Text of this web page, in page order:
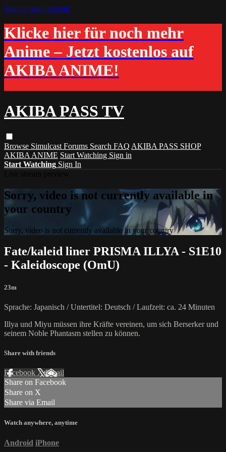
Skip to main content
Klicke hier für noch mehr
Anime – Jetzt kostenlos auf
AKIBA ANIME!
AKIBA PASS TV
Browse Simulcast Forums Search FAQ AKIBA PASS SHOP
AKIBA ANIME Start Watching Sign in
Start Watching Sign In
Sorry, video is not currently available in
your country
Sorry, video is not currently available in your country
Fate/kaleid liner PRISMA ILLYA - S1E10
- Kaleidoscope (OmU)
23m
Sprache: Japanisch / Untertitel: Deutsch / Laufzeit: ca. 24 Minuten
Illya und Miyu müssen ihre Kräfte vereinen, um sich Berserker und
seinem Noble Phantasm stellen zu können.
Share with friends
Facebook XEmail
Share on Facebook
Share on X
Share via Email
Watch anywhere, anytime
Android iPhone